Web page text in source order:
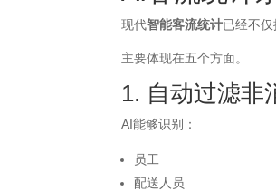
现代智能客流统计已经不仅
主要体现在五个方面。
1. 自动过滤非
AI能够识别：
员工
配送人员